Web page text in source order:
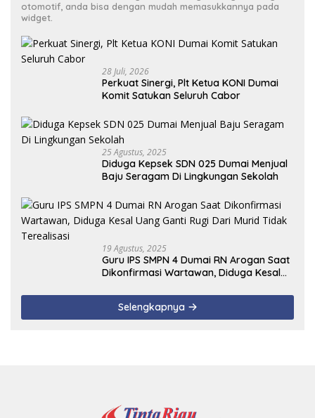
otomotif, anda bisa dengan mudah memasukkannya pada
widget.
28 Juli, 2026
Perkuat Sinergi, Plt Ketua KONI Dumai
Komit Satukan Seluruh Cabor
25 Agustus, 2025
Diduga Kepsek SDN 025 Dumai Menjual
Baju Seragam Di Lingkungan Sekolah
19 Agustus, 2025
Guru IPS SMPN 4 Dumai RN Arogan Saat
Dikonfirmasi Wartawan, Diduga Kesal
Terealisasi
Selengkapnya